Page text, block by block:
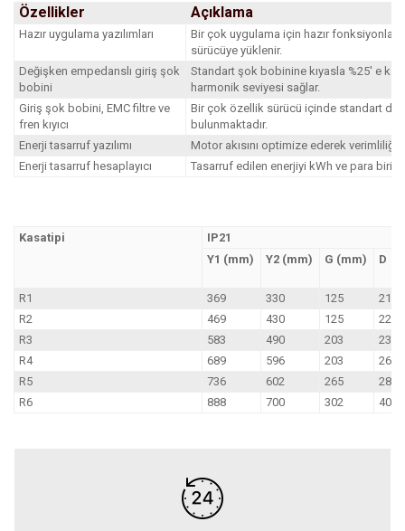
Özellikler Açıklama
Hazır uygulama yazılımları
Bir çok uygulama için hazır fonksiyonlar
sürücüye yüklenir.
Değişken empedanslı giriş şok
bobini
Standart şok bobinine kıyasla %25' e
harmonik seviyesi sağlar.
Giriş şok bobini, EMC filtre ve
fren kıyıcı
Bir çok özellik sürücü içinde standart
bulunmaktadır.
Enerji tasarruf yazılımı
Motor akısını optimize ederek verimliliği
Enerji tasarruf hesaplayıcı
Tasarruf edilen enerjiyi kWh ve para
Kasatipi
IP21
Y1 (mm)
Y2 (mm) G (mm) D
R1 369 330 125
212
R2
469 430 125
222
R3
583 490 203
231
R4
689 596 203
262
R5
736 602 265
286
R6
888 700 302 400